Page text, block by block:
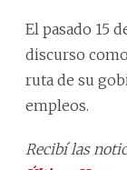
El pasado 15
discurso
ruta de su
empleos.
Recibí las